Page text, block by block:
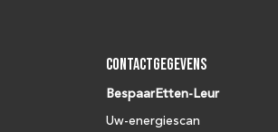
Contactgegevens
BespaarEtten-Leur
Uw-energiescan